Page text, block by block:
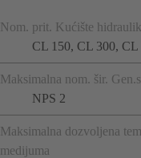
Nom. prit. Kućište
CL 150, CL 300, CL
Maksimalna nom. šir.
NPS 2
Maksimalna dozvoljena
medijuma